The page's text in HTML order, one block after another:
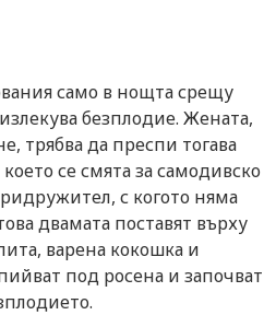
само в нощта срещу
безплодие. Жената,
трябва да преспи тогава
се смята за самодивско
с когото няма
двамата поставят върху
варена кокошка и
под росена и започват